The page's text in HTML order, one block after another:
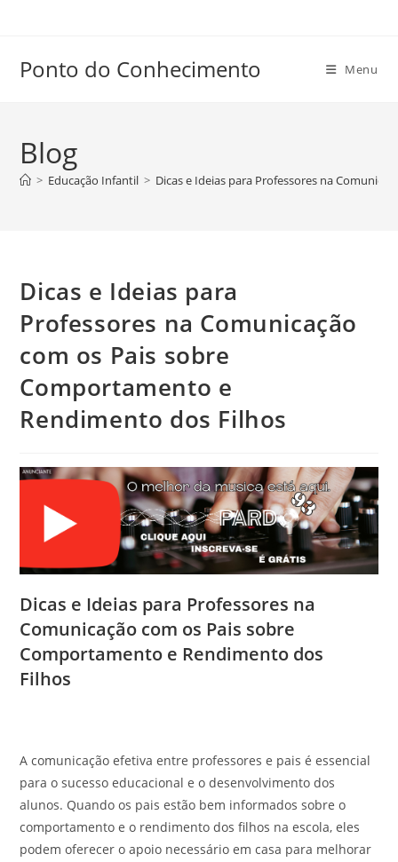
conteúdo
Ponto do Conhecimento Menu
Blog
> Educação Infantil > Dicas e Ideias para Professores na
Dicas e Ideias para
Professores na Comunicação
com os Pais sobre
Comportamento e
Rendimento dos Filhos
Dicas e Ideias para Professores na
Comunicação com os Pais sobre
Comportamento e Rendimento dos
Filhos
A comunicação efetiva entre professores e pais é essencial
para o sucesso educacional e o desenvolvimento dos
alunos. Quando os pais estão bem informados sobre o
comportamento e o rendimento dos filhos na escola, eles
podem oferecer o apoio necessário em casa para melhorar